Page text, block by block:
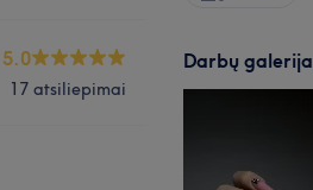
5.0
17 atsiliepimai
Darbų galerija